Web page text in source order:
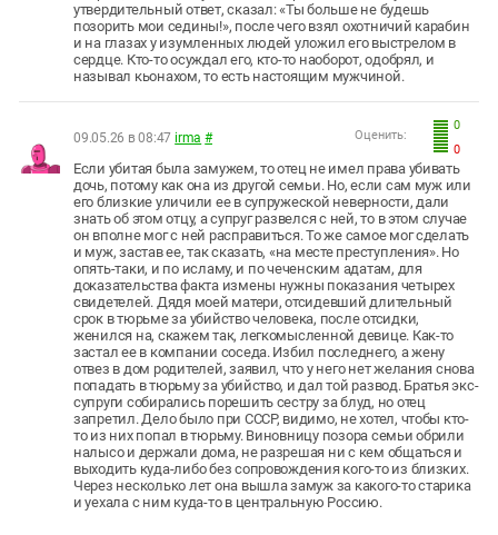
утвердительный ответ, сказал: «Ты больше не будешь
позорить мои седины!», после чего взял охотничий карабин
и на глазах у изумленных людей уложил его выстрелом в
сердце. Кто-то осуждал его, кто-то наоборот, одобрял, и
называл кьонахом, то есть настоящим мужчиной.
0
0
Оценить:
09.05.26 в 08:47 irma #
Если убитая была замужем, то отец не имел права убивать
дочь, потому как она из другой семьи. Но, если сам муж или
его близкие уличили ее в супружеской неверности, дали
знать об этом отцу, а супруг развелся с ней, то в этом случае
он вполне мог с ней расправиться. То же самое мог сделать
и муж, застав ее, так сказать, «на месте преступления». Но
опять-таки, и по исламу, и по чеченским адатам, для
доказательства факта измены нужны показания четырех
свидетелей. Дядя моей матери, отсидевший длительный
срок в тюрьме за убийство человека, после отсидки,
женился на, скажем так, легкомысленной девице. Как-то
застал ее в компании соседа. Избил последнего, а жену
отвез в дом родителей, заявил, что у него нет желания снова
попадать в тюрьму за убийство, и дал той развод. Братья экс-
супруги собирались порешить сестру за блуд, но отец
запретил. Дело было при СССР, видимо, не хотел, чтобы кто-
то из них попал в тюрьму. Виновницу позора семьи обрили
налысо и держали дома, не разрешая ни с кем общаться и
выходить куда-либо без сопровождения кого-то из близких.
Через несколько лет она вышла замуж за какого-то старика
и уехала с ним куда-то в центральную Россию.